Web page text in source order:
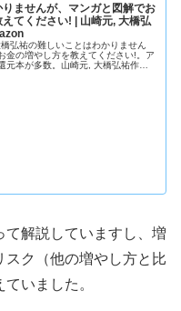
ませんが、マンガと図解でお
てください! | 山崎元, 大橋弘
弘祐の難しいことはわかりません
金の増やし方を教えてください!。ア
元本が多数。山崎元, 大橋弘祐作品
解説していますし、増
ク（他の増やし方と比
いました。